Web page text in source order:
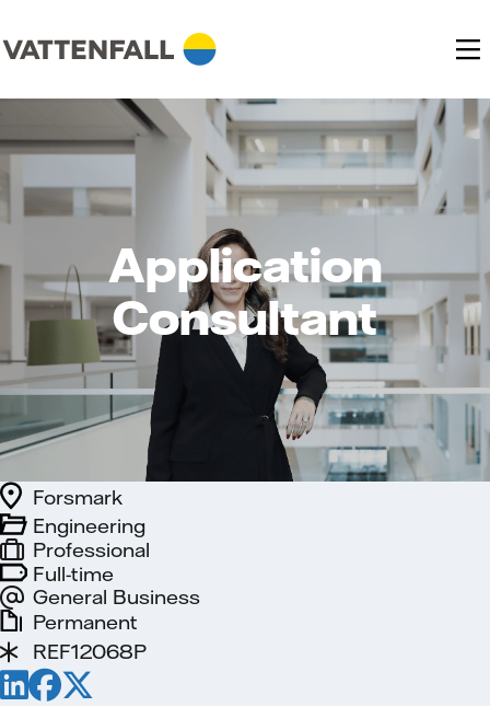
Application
Consultant
Full-time
General Business
Engineering
Forsmark
Professional
Permanent
REF12068P